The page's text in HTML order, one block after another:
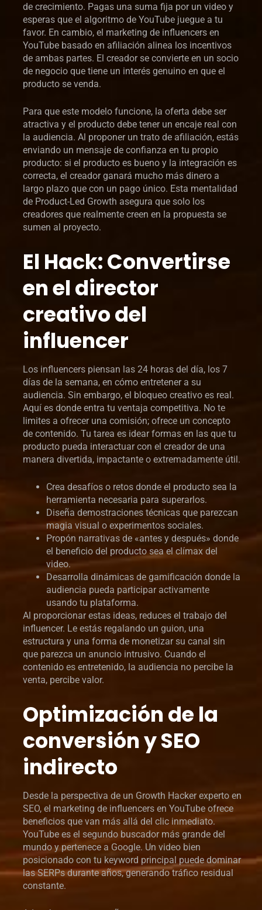
de crecimiento. Pagas una suma fija por un video y
esperas que el algoritmo de YouTube juegue a tu
favor. En cambio, el marketing de influencers en
YouTube basado en afiliación alinea los incentivos
de ambas partes. El creador se convierte en un socio
de negocio que tiene un interés genuino en que el
producto se venda.
Para que este modelo funcione, la oferta debe ser
atractiva y el producto debe tener un encaje real con
la audiencia. Al proponer un trato de afiliación, estás
enviando un mensaje de confianza en tu propio
producto: si el producto es bueno y la integración es
correcta, el creador ganará mucho más dinero a
largo plazo que con un pago único. Esta mentalidad
de Product-Led Growth asegura que solo los
creadores que realmente creen en la propuesta se
sumen al proyecto.
El Hack: Convertirse
en el director
creativo del
influencer
Los influencers piensan las 24 horas del día, los 7
días de la semana, en cómo entretener a su
audiencia. Sin embargo, el bloqueo creativo es real.
Aquí es donde entra tu ventaja competitiva. No te
limites a ofrecer una comisión; ofrece un concepto
de contenido. Tu tarea es idear formas en las que tu
producto pueda interactuar con el creador de una
manera divertida, impactante o extremadamente útil.
Crea desafíos o retos donde el producto sea la
herramienta necesaria para superarlos.
Diseña demostraciones técnicas que parezcan
magia visual o experimentos sociales.
Propón narrativas de «antes y después» donde
el beneficio del producto sea el clímax del
video.
Desarrolla dinámicas de gamificación donde la
audiencia pueda participar activamente
usando tu plataforma.
Al proporcionar estas ideas, reduces el trabajo del
influencer. Le estás regalando un guion, una
estructura y una forma de monetizar su canal sin
que parezca un anuncio intrusivo. Cuando el
contenido es entretenido, la audiencia no percibe la
venta, percibe valor.
Optimización de la
conversión y SEO
indirecto
Desde la perspectiva de un Growth Hacker experto en
SEO, el marketing de influencers en YouTube ofrece
beneficios que van más allá del clic inmediato.
YouTube es el segundo buscador más grande del
mundo y pertenece a Google. Un video bien
posicionado con tu keyword principal puede dominar
las SERPs durante años, generando tráfico residual
constante.